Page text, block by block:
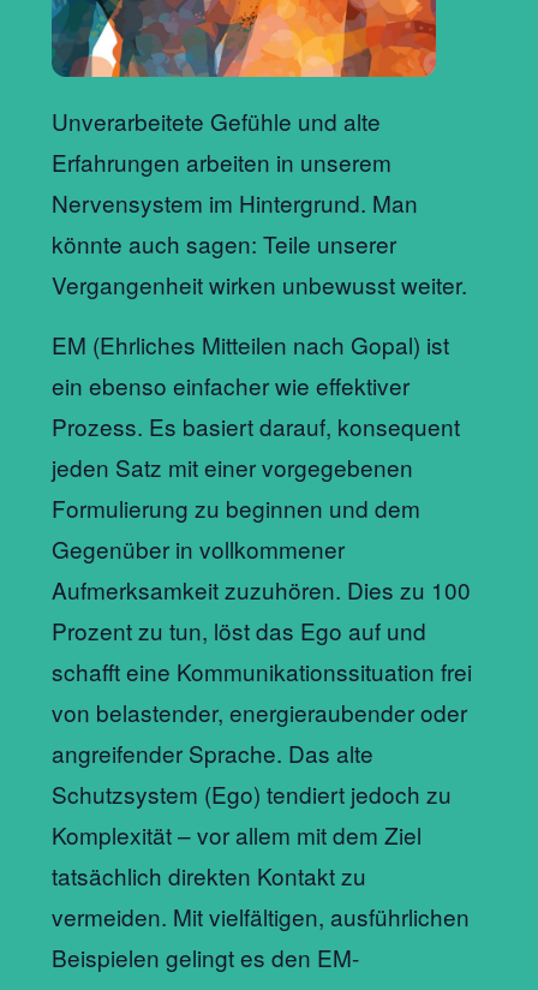
Unverarbeitete Gefühle und alte
Erfahrungen arbeiten in unserem
Nervensystem im Hintergrund. Man
könnte auch sagen: Teile unserer
Vergangenheit wirken unbewusst weiter.
EM (Ehrliches Mitteilen nach Gopal) ist
ein ebenso einfacher wie effektiver
Prozess. Es basiert darauf, konsequent
jeden Satz mit einer vorgegebenen
Formulierung zu beginnen und dem
Gegenüber in vollkommener
Aufmerksamkeit zuzuhören. Dies zu 100
Prozent zu tun, löst das Ego auf und
schafft eine Kommunikationssituation frei
von belastender, energieraubender oder
angreifender Sprache. Das alte
Schutzsystem (Ego) tendiert jedoch zu
Komplexität – vor allem mit dem Ziel
tatsächlich direkten Kontakt zu
vermeiden. Mit vielfältigen, ausführlichen
Beispielen gelingt es den EM-